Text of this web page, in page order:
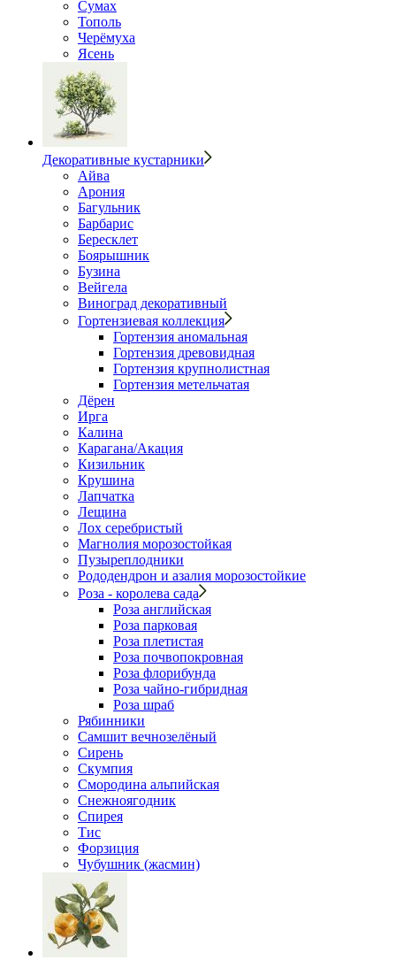
Сумах
Тополь
Черёмуха
Ясень
Декоративные кустарники
Айва
Арония
Багульник
Барбарис
Бересклет
Боярышник
Бузина
Вейгела
Виноград декоративный
Гортензиевая коллекция
Гортензия аномальная
Гортензия древовидная
Гортензия крупнолистная
Гортензия метельчатая
Дёрен
Ирга
Калина
Карагана/Акация
Кизильник
Крушина
Лапчатка
Лещина
Лох серебристый
Магнолия морозостойкая
Пузыреплодники
Рододендрон и азалия морозостойкие
Роза - королева сада
Роза английская
Роза парковая
Роза плетистая
Роза почвопокровная
Роза флорибунда
Роза чайно-гибридная
Роза шраб
Рябинники
Самшит вечнозелёный
Сирень
Скумпия
Смородина альпийская
Снежноягодник
Спирея
Тис
Форзиция
Чубушник (жасмин)